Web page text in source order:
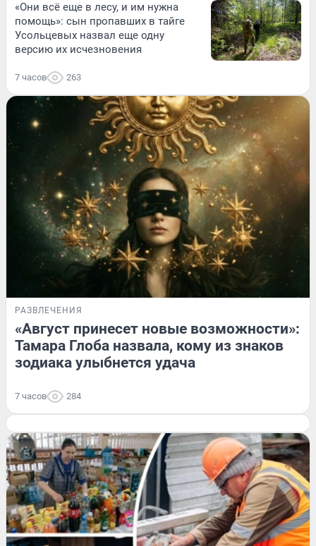
«Они всё еще в лесу, и им нужна
помощь»: сын пропавших в тайге
Усольцевых назвал еще одну
версию их исчезновения
7 часов 263
РАЗВЛЕЧЕНИЯ
«Август принесет новые возможности»:
Тамара Глоба назвала, кому из знаков
зодиака улыбнется удача
7 часов 284